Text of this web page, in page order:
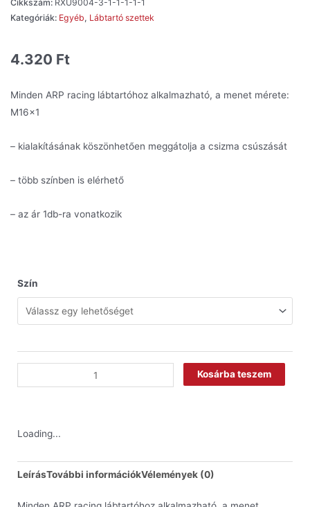
Cikkszám: RXU9004-3-1-1-1-1-1
Kategóriák: Egyéb, Lábtartó szettek
4.320 Ft
Minden ARP racing lábtartóhoz alkalmazható, a menet mérete:
M16x1
– kialakításának köszönhetően meggátolja a csizma csúszását
– több színben is elérhető
– az ár 1db-ra vonatkozik
Szín
Kosárba teszem
Loading...
LeírásTovábbi információkVélemények (0)